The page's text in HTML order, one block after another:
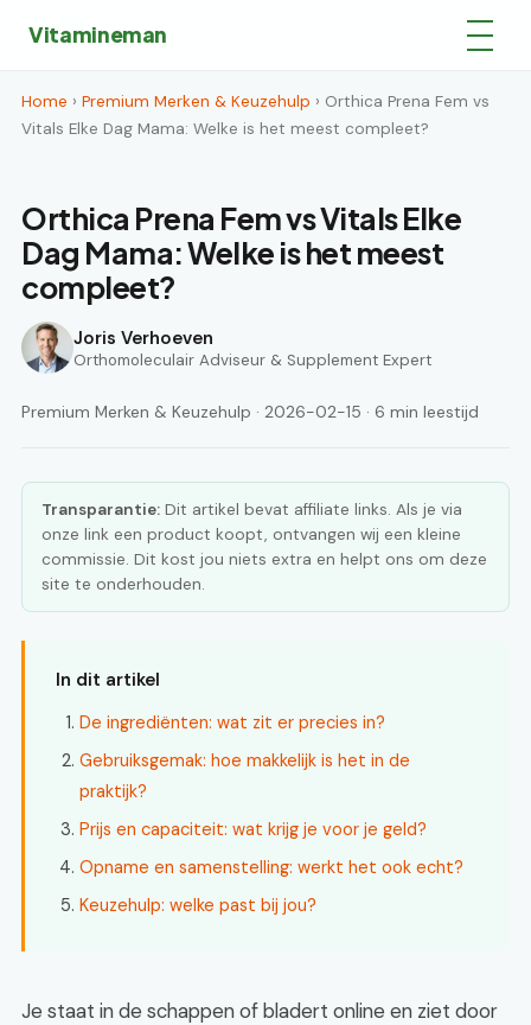
Vitamineman
Home › Premium Merken & Keuzehulp › Orthica Prena Fem vs
Vitals Elke Dag Mama: Welke is het meest compleet?
Orthica Prena Fem vs Vitals Elke
Dag Mama: Welke is het meest
compleet?
Joris Verhoeven
Orthomoleculair Adviseur & Supplement Expert
Premium Merken & Keuzehulp · 2026-02-15 · 6 min leestijd
Transparantie: Dit artikel bevat affiliate links. Als je via
onze link een product koopt, ontvangen wij een kleine
commissie. Dit kost jou niets extra en helpt ons om deze
site te onderhouden.
In dit artikel
De ingrediënten: wat zit er precies in?
Gebruiksgemak: hoe makkelijk is het in de
praktijk?
Prijs en capaciteit: wat krijg je voor je geld?
Opname en samenstelling: werkt het ook echt?
Keuzehulp: welke past bij jou?
Je staat in de schappen of bladert online en ziet door